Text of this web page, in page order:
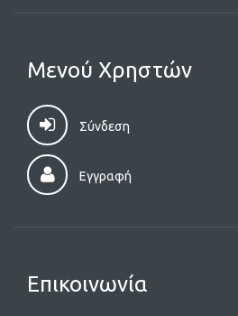
Μενού Χρηστών
Σύνδεση
Εγγραφή
Επικοινωνία